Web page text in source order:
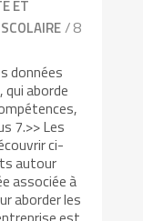
ET
/ 8
données
qui aborde
7.>> Les
ci-
autour
associée à
aborder les